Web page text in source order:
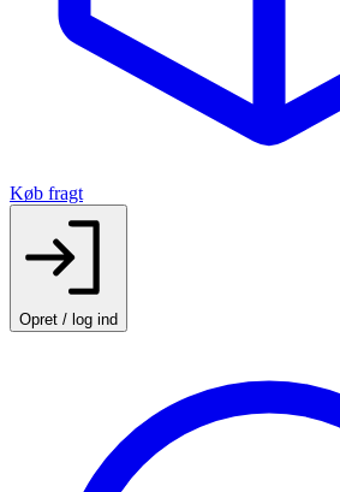
Køb fragt
Opret / log ind